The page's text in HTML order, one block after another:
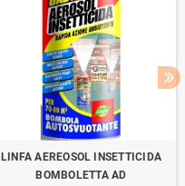
LINFA AEREOSOL INSETTICIDA
BOMBOLETTA AD